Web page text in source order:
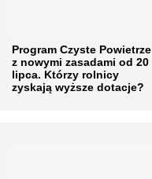
Program Czyste Powietrze
z nowymi zasadami od 20
lipca. Którzy rolnicy
zyskają wyższe dotacje?